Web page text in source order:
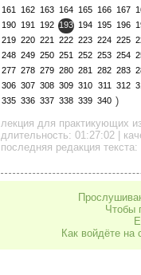
161
162 163 164 165 166 167
190 191 192 193 194 195 196
219 220 221 222 223 224 225
248 249 250 251 252 253 254
277 278 279 280 281 282 283
306 307 308 309 310 311 312
335 336 337 338 339 340 )
лекция для практикующих
длительность: 01:27:02 |
последняя редакция
Чтобы
Как войдёте на